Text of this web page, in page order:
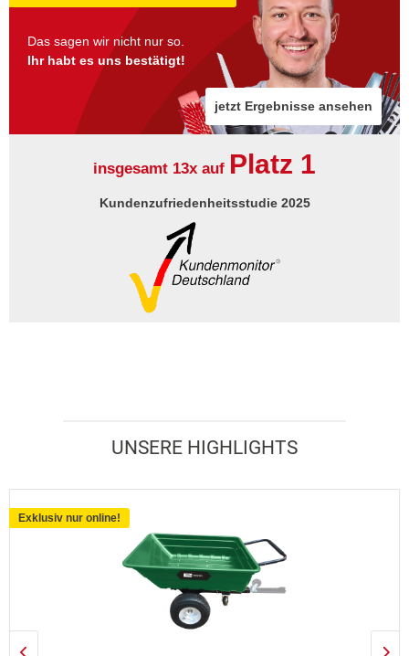
Das sagen wir nicht nur so.
Ihr habt es uns bestätigt!
jetzt Ergebnisse ansehen
insgesamt 13x auf Platz 1
Kundenzufriedenheitsstudie 2025
UNSERE HIGHLIGHTS
Exklusiv nur online!